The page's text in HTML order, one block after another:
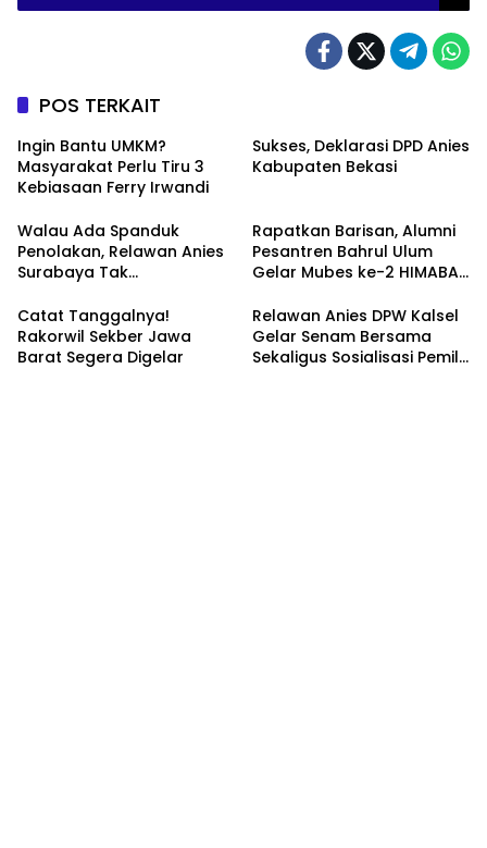
POS TERKAIT
Ingin Bantu UMKM?
Masyarakat Perlu Tiru 3
Kebiasaan Ferry Irwandi
Sukses, Deklarasi DPD Anies
Kabupaten Bekasi
Walau Ada Spanduk
Penolakan, Relawan Anies
Surabaya Tak
Rapatkan Barisan, Alumni
Pesantren Bahrul Ulum
Gelar Mubes ke-2 HIMABAS
Semarang
Catat Tanggalnya!
Rakorwil Sekber Jawa
Barat Segera Digelar
Relawan Anies DPW Kalsel
Gelar Senam Bersama
Sekaligus Sosialisasi Pemilu